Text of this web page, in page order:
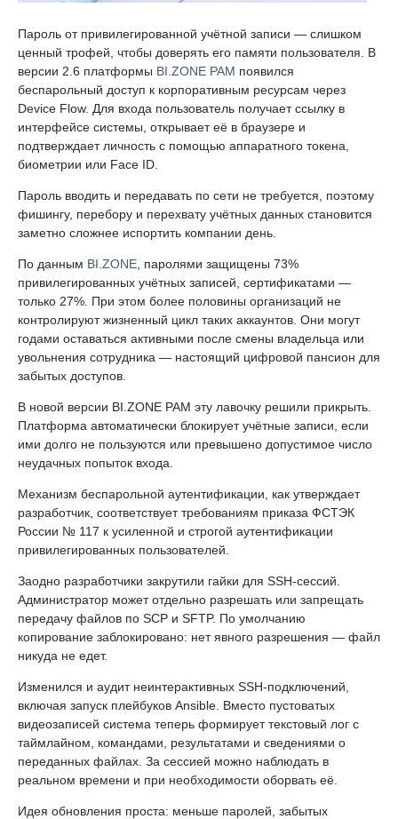
Пароль от привилегированной учётной записи — слишком
ценный трофей, чтобы доверять его памяти пользователя. В
версии 2.6 платформы BI.ZONE PAM появился
беспарольный доступ к корпоративным ресурсам через
Device Flow. Для входа пользователь получает ссылку в
интерфейсе системы, открывает её в браузере и
подтверждает личность с помощью аппаратного токена,
биометрии или Face ID.
Пароль вводить и передавать по сети не требуется, поэтому
фишингу, перебору и перехвату учётных данных становится
заметно сложнее испортить компании день.
По данным BI.ZONE , паролями защищены 73%
привилегированных учётных записей, сертификатами —
только 27%. При этом более половины организаций не
контролируют жизненный цикл таких аккаунтов. Они могут
годами оставаться активными после смены владельца или
увольнения сотрудника — настоящий цифровой пансион для
забытых доступов.
В новой версии BI.ZONE PAM эту лавочку решили прикрыть.
Платформа автоматически блокирует учётные записи, если
ими долго не пользуются или превышено допустимое число
неудачных попыток входа.
Механизм беспарольной аутентификации, как утверждает
разработчик, соответствует требованиям приказа ФСТЭК
России № 117 к усиленной и строгой аутентификации
привилегированных пользователей.
Заодно разработчики закрутили гайки для SSH-сессий.
Администратор может отдельно разрешать или запрещать
передачу файлов по SCP и SFTP. По умолчанию
копирование заблокировано: нет явного разрешения — файл
никуда не едет.
Изменился и аудит неинтерактивных SSH-подключений,
включая запуск плейбуков Ansible. Вместо пустоватых
видеозаписей система теперь формирует текстовый лог с
таймлайном, командами, результатами и сведениями о
переданных файлах. За сессией можно наблюдать в
реальном времени и при необходимости оборвать её.
Идея обновления проста: меньше паролей, забытых